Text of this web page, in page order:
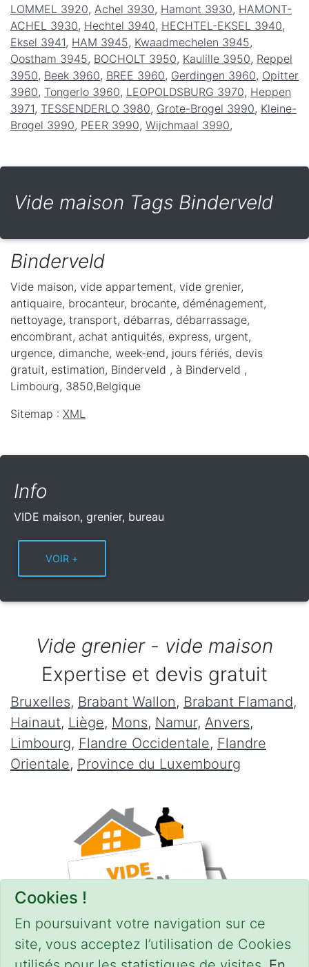
Cookies !
En poursuivant votre navigation sur ce
site, vous acceptez l’utilisation de Cookies
LOMMEL 3920, Achel 3930, Hamont 3930, HAMONT-
ACHEL 3930, Hechtel 3940, HECHTEL-EKSEL 3940,
Eksel 3941, HAM 3945, Kwaadmechelen 3945,
Oostham 3945, BOCHOLT 3950, Kaulille 3950, Reppel
3950, Beek 3960, BREE 3960, Gerdingen 3960, Opitter
3960, Tongerlo 3960, LEOPOLDSBURG 3970, Heppen
3971, TESSENDERLO 3980, Grote-Brogel 3990, Kleine-
Brogel 3990, PEER 3990, Wijchmaal 3990,
Vide maison Tags Binderveld
Binderveld
Vide maison, vide appartement, vide grenier,
antiquaire, brocanteur, brocante, déménagement,
nettoyage, transport, débarras, débarrassage,
encombrant, achat antiquités, express, urgent,
urgence, dimanche, week-end, jours fériés, devis
gratuit, estimation, Binderveld , à Binderveld ,
Limbourg, 3850,Belgique
Sitemap : XML
Info
VIDE maison, grenier, bureau
Vide grenier - vide maison
Expertise et devis gratuit
Bruxelles, Brabant Wallon, Brabant Flamand,
Hainaut, Liège, Mons, Namur, Anvers,
Limbourg, Flandre Occidentale, Flandre
Orientale, Province du Luxembourg